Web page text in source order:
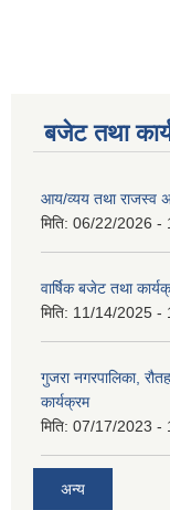
बजेट तथा
आय/व्यय तथा राजस्व
मिति: 06/22/2026 -
वार्षिक बजेट तथा
मिति: 11/14/2025 -
गुजरा नगरपालिका,
कार्यक्रम
मिति: 07/17/2023 -
अन्य